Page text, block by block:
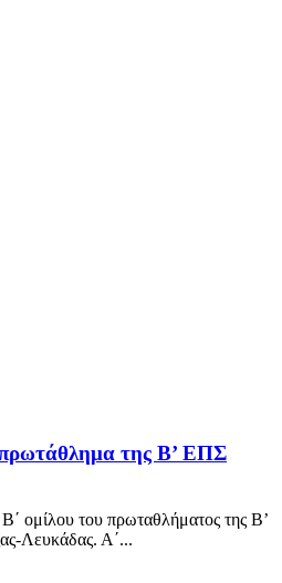
της Β’ ΕΠΣ
ομίλου του πρωταθλήματος της Β’
Λευκάδας. Α΄...